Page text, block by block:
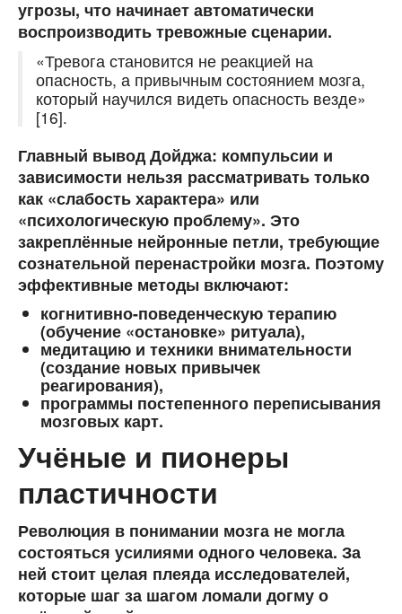
угрозы, что начинает автоматически
воспроизводить тревожные сценарии.
«Тревога становится не реакцией на
опасность, а привычным состоянием мозга,
который научился видеть опасность везде»
[16].
Главный вывод Дойджа: компульсии и
зависимости нельзя рассматривать только
как «слабость характера» или
«психологическую проблему». Это
закреплённые нейронные петли, требующие
сознательной перенастройки мозга. Поэтому
эффективные методы включают:
когнитивно-поведенческую терапию
(обучение «остановке» ритуала),
медитацию и техники внимательности
(создание новых привычек
реагирования),
программы постепенного переписывания
мозговых карт.
Учёные и пионеры
пластичности
Революция в понимании мозга не могла
состояться усилиями одного человека. За
ней стоит целая плеяда исследователей,
которые шаг за шагом ломали догму о